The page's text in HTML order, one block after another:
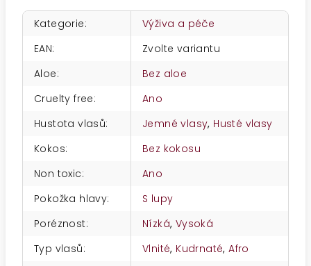
Kategorie:
Výživa a péče
EAN:
Zvolte variantu
Aloe:
Bez aloe
Cruelty free:
Ano
Hustota vlasů: Jemné vlasy, Husté vlasy
Kokos:
Bez kokosu
Non toxic:
Ano
Pokožka hlavy:
S lupy
Poréznost: Nízká, Vysoká
Typ vlasů: Vlnité, Kudrnaté,Afro